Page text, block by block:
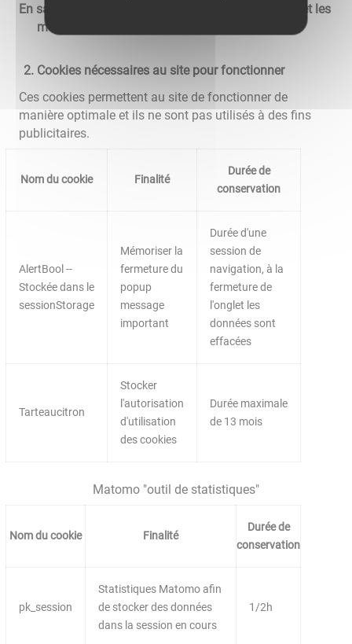
En savoir plus sur les cookies, leur fonctionnement et les
moyens de s'y opposer
Cookies nécessaires au site pour fonctionner
Ces cookies permettent au site de fonctionner de
manière optimale et ils ne sont pas utilisés à des fins
publicitaires.
Nom du cookie Finalité
Durée de
conservation
AlertBool --
Stockée dans le
sessionStorage
Mémoriser la
fermeture du
popup
message
important
Durée d'une
session de
navigation, à la
fermeture de
l'onglet les
données sont
effacées
Tarteaucitron
Stocker
l'autorisation
d'utilisation
des cookies
Durée maximale
de 13 mois
Matomo "outil de statistiques"
Nom du cookie Finalité
Durée de
conservation
pk_session
Statistiques Matomo afin
de stocker des données
dans la session en cours
1/2h